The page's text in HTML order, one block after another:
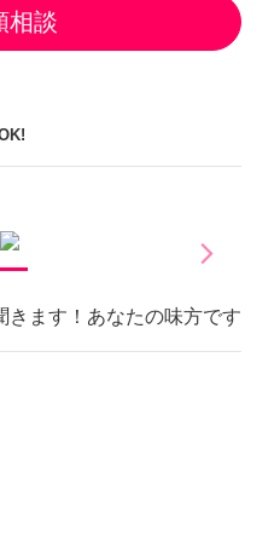
相談
arrow_forward_iosNext
きます！あなたの味方です